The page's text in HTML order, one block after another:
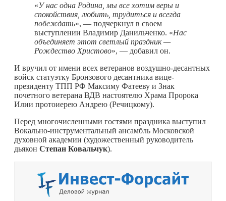
«У нас одна Родина, мы все хотим веры и
спокойствия, любить, трудиться и всегда
побеждать», — подчеркнул в своем
выступлении Владимир Данильченко. «Нас
объединяет этот светлый праздник —
Рождество Христово», — добавил он.
И вручил от имени всех ветеранов воздушно-десантных
войск статуэтку Бронзового десантника вице-
президенту ТПП РФ Максиму Фатееву и Знак
почетного ветерана ВДВ настоятелю Храма Пророка
Илии протоиерею Андрею (Речицкому).
Перед многочисленными гостями праздника выступил
Вокально-инструментальный ансамбль Московской
духовной академии (художественный руководитель
дьякон Степан Ковальчук).